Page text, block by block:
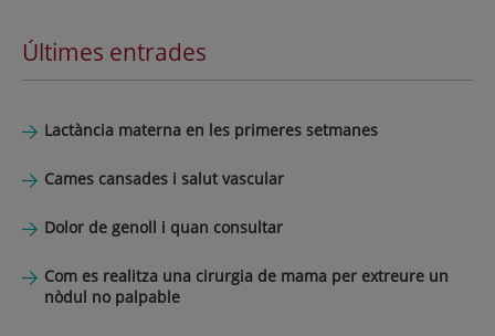
Últimes entrades
Lactància materna en les primeres setmanes
Cames cansades i salut vascular
Dolor de genoll i quan consultar
Com es realitza una cirurgia de mama per extreure un
nòdul no palpable